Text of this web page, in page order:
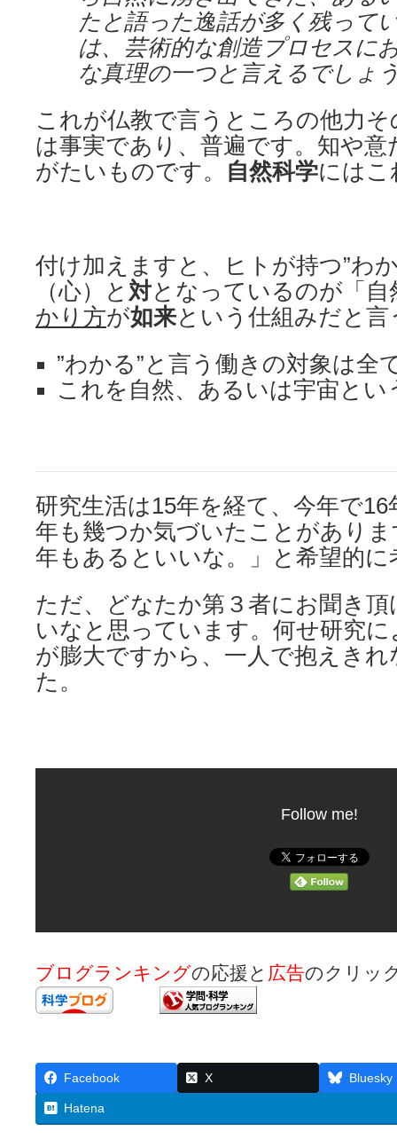
たと語った逸話が多く残って
は、芸術的な創造プロセスに
な真理の一つと言えるでしょ
これが仏教で言うところの他力
は事実であり、普遍です。知や
がたいものです。
自然科学にはこ
付け加えますと、ヒトが持つ”わ
（心）と 対となっているのが「
かり方が如来という仕組みだと
”わかる”と言う働きの対象は全
これを自然、あるいは宇宙とい
研究生活は15年を経て、今年で
年も幾つか気づいたことがあり
年もあるといいな。」と希望的
ただ、どなたか第３者にお聞き
いなと思っています。何せ研究
が膨大ですから、一人で抱えき
た。
Follow me!
ブログランキングの応援と 広告のクリッ
Facebook X Bluesky
Hatena